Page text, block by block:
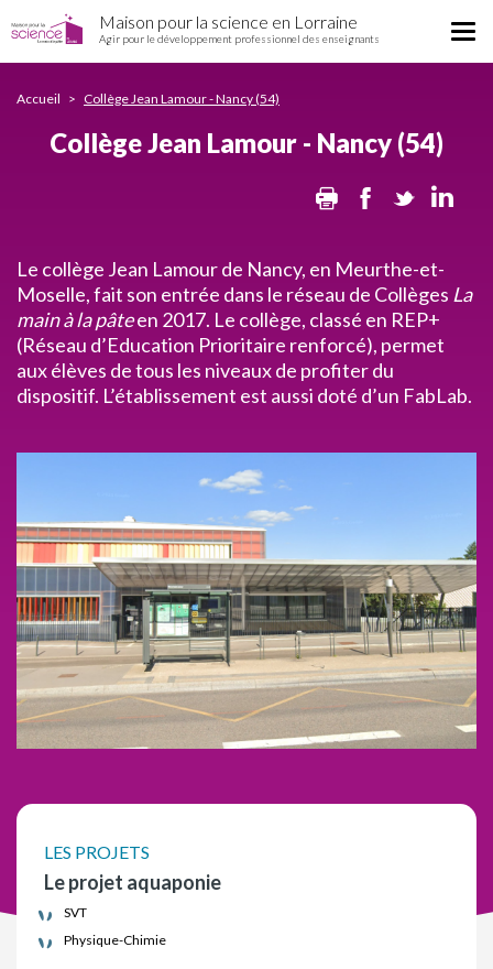
Jean
Nancy
au
Maison pour la science en Lorraine
Agir pour le développement professionnel des enseignants
Accueil Collège Jean Lamour - Nancy (54)
Collège Jean Lamour - Nancy (54)
Print Facebook
Twitter
Le collège Jean Lamour de Nancy, en Meurthe-et-
Moselle, fait son entrée dans le réseau de Collèges La
main à la pâteen 2017. Le collège, classé en REP+
(Réseau d’Education Prioritaire renforcé), permet
aux élèves de tous les niveaux de profiter du
dispositif. L’établissement est aussi doté d’un FabLab.
LES PROJETS
Le projet aquaponie
SVT
Physique-Chimie